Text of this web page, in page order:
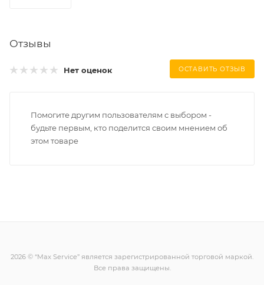
Отзывы
Нет оценок ОСТАВИТЬ ОТЗЫВ
Помогите другим пользователям с выбором -
будьте первым, кто поделится своим мнением об
этом товаре
2026 © “Max Service” является зарегистрированной торговой маркой.
Все права защищены.